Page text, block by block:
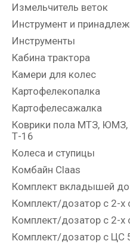
Измельчитель веток
Инструмент и
Инструменты
Кабина трактора
Камери для колес
Картофелекопалка
Картофелесажалка
Коврики пола МТЗ, ЮМЗ,
Т-16
Колеса и ступицы
Комбайн Claas
Комплект вкладышей до
Комплект/дозатор с 2-
Комплект/дозатор с 2-
Комплект/дозатор с ЦС